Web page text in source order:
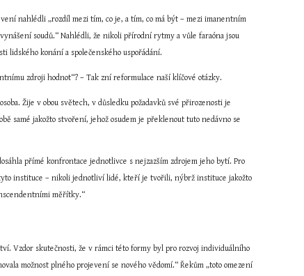
nahlédli „rozdíl mezi tím, co je, a tím, co má být – mezi imanentním
soudů.“ Nahlédli, že nikoli přírodní rytmy a vůle faraóna jsou
konání a společenského uspořádání.
zdroji hodnot“? – Tak zní reformulace naší klíčové otázky.
Žije v obou světech, v důsledku požadavků své přirozenosti je
samé jakožto stvoření, jehož osudem je překlenout tuto nedávno se
přímé konfrontace jednotlivce s nejzazším zdrojem jeho bytí. Pro
instituce – nikoli jednotliví lidé, kteří je tvořili, nýbrž instituce jakožto
měřítky.“
Vzdor skutečnosti, že v rámci této formy byl pro rozvoj individuálního
možnost plného projevení se nového vědomí.“ Řekům „toto omezení